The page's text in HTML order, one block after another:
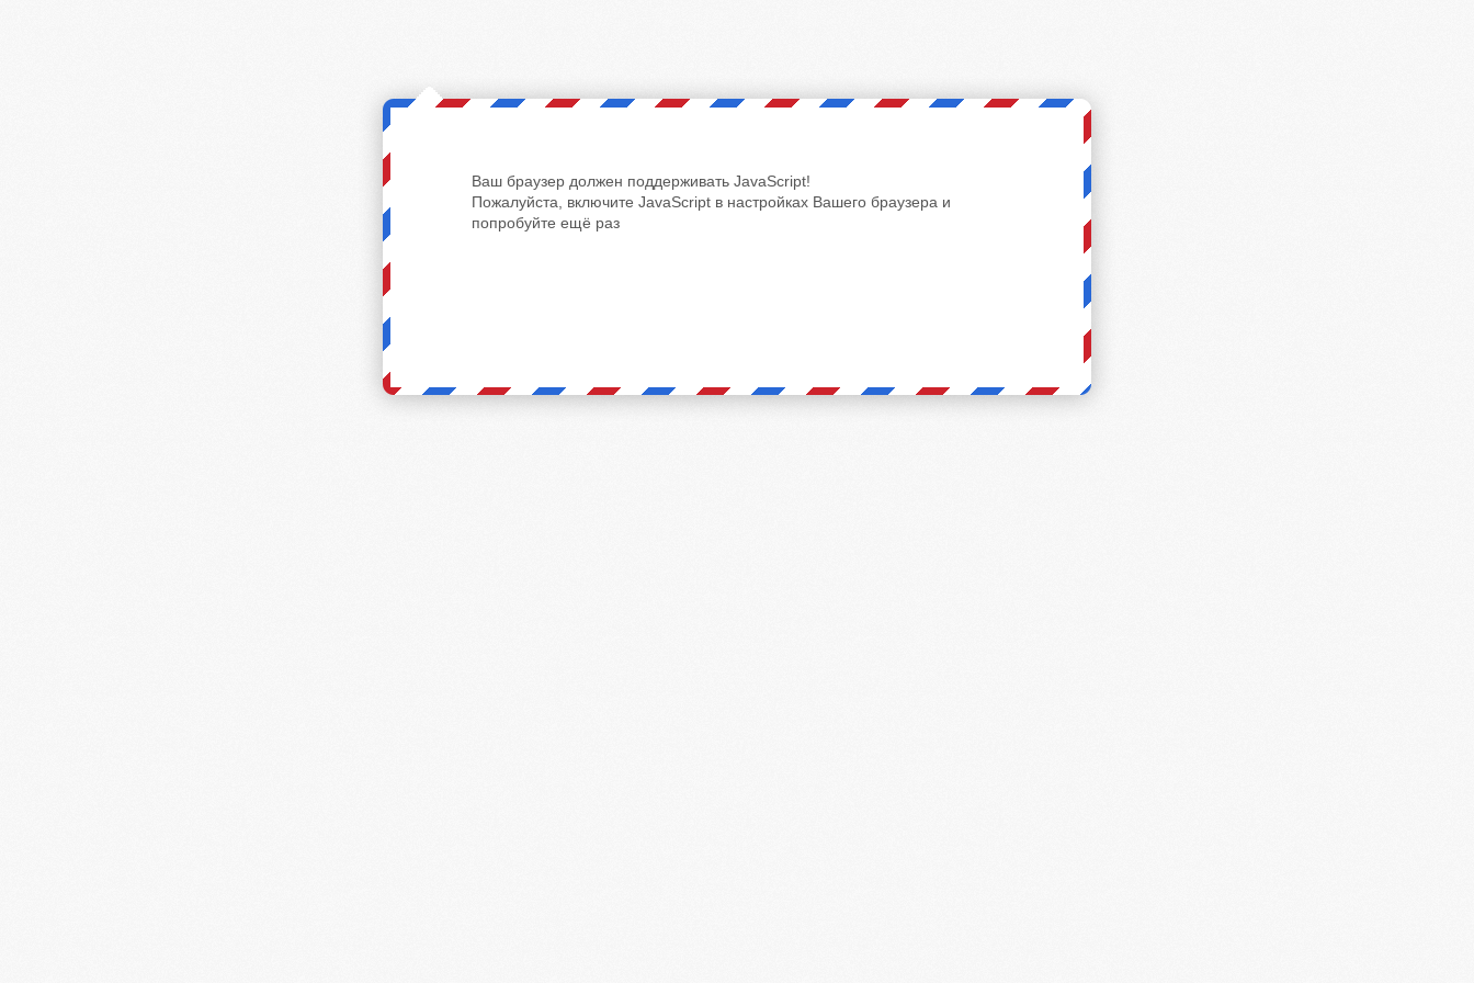
Ваш браузер должен поддерживать JavaScript!
Пожалуйста, включите JavaScript в настройках Вашего браузера и
попробуйте ещё раз